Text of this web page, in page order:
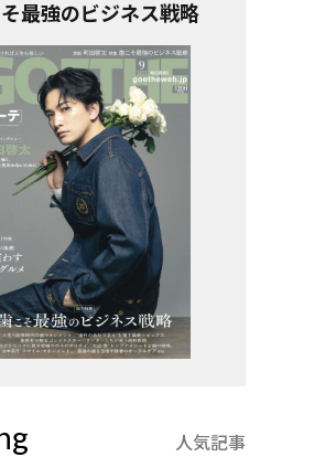
最強のビジネス戦略
人気記事